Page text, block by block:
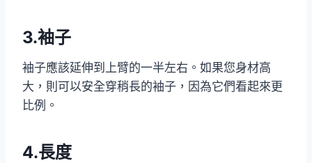
3.袖子
袖子應該延伸到上臂的一半左右。如果您身材高
大，則可以安全穿稍長的袖子，因為它們看起來更
比例。
4.長度